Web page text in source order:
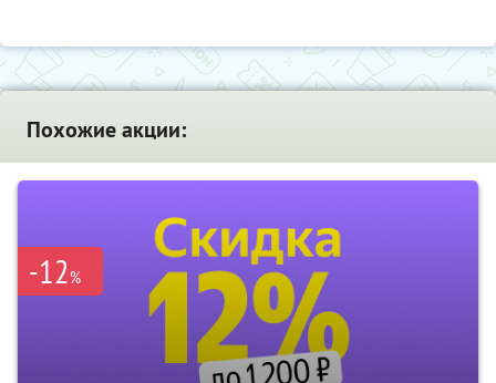
Похожие акции:
-12%